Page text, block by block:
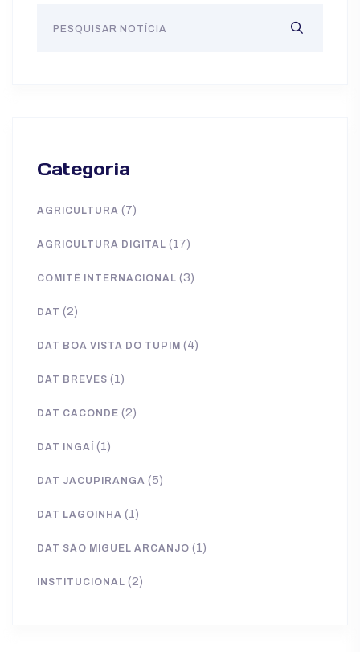
Categoria
AGRICULTURA (7)
AGRICULTURA DIGITAL (17)
COMITÊ INTERNACIONAL (3)
DAT (2)
DAT BOA VISTA DO TUPIM (4)
DAT BREVES (1)
DAT CACONDE (2)
DAT INGAÍ (1)
DAT JACUPIRANGA (5)
DAT LAGOINHA (1)
DAT SÃO MIGUEL ARCANJO (1)
INSTITUCIONAL (2)